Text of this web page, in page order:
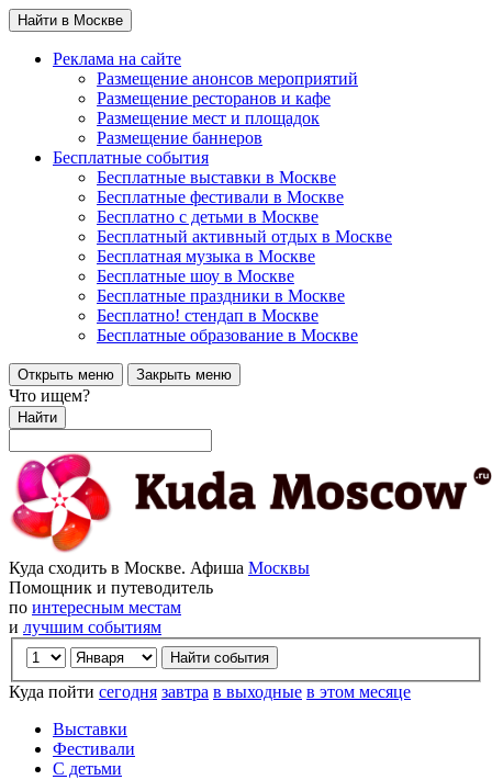
Найти в Москве
Реклама на сайте
Размещение анонсов мероприятий
Размещение ресторанов и кафе
Размещение мест и площадок
Размещение баннеров
Бесплатные события
Бесплатные выставки в Москве
Бесплатные фестивали в Москве
Бесплатно с детьми в Москве
Бесплатный активный отдых в Москве
Бесплатная музыка в Москве
Бесплатные шоу в Москве
Бесплатные праздники в Москве
Бесплатно! стендап в Москве
Бесплатные образование в Москве
Открыть меню Закрыть меню
Что ищем?
Найти
Куда сходить в Москве. Афиша Москвы
Помощник и путеводитель
по интересным местам
и лучшим событиям
Куда пойти сегодня завтра в выходные в этом месяце
Выставки
Фестивали
С детьми